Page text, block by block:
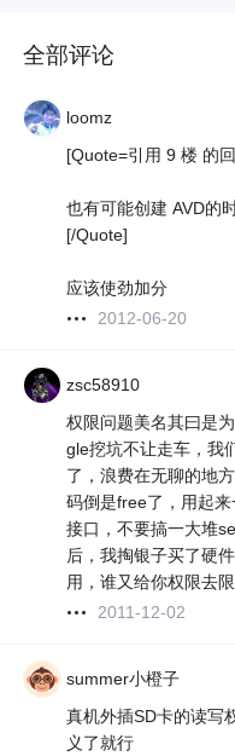
全部评论
loomz
[Quote=引用 9 楼 的
也有可能创建 AVD的
[/Quote]
应该使劲加分
2012-06-20
zsc58910
权限问题美名其曰是
gle挖坑不让走车，我
了，浪费在无聊的地
码倒是free了，用起
接口，不要搞一大堆
后，我掏银子买了硬
用，谁又给你权限去
2011-12-02
summer小橙子
真机外插SD卡的读写
义了就行